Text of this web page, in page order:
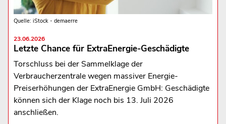
Quelle: iStock - demaerre
23.06.2026
Letzte Chance für ExtraEnergie-Geschädigte
Torschluss bei der Sammelklage der
Verbraucherzentrale wegen massiver Energie-
Preiserhöhungen der ExtraEnergie GmbH: Geschädigte
können sich der Klage noch bis 13. Juli 2026
anschließen.